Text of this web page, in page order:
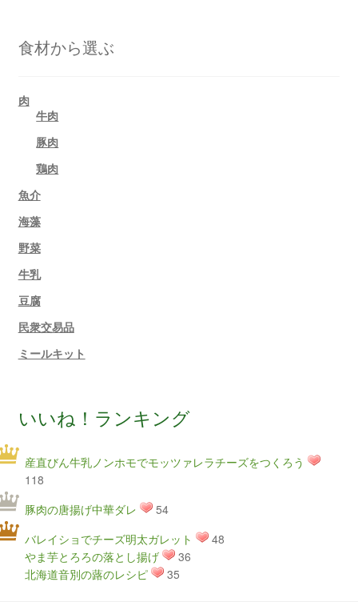
食材から選ぶ
肉
牛肉
豚肉
鶏肉
魚介
海藻
野菜
牛乳
豆腐
民衆交易品
ミールキット
いいね！ランキング
産直びん牛乳ノンホモでモッツァレラチーズをつくろう
118
豚肉の唐揚げ中華ダレ
54
バレイショでチーズ明太ガレット
48
やま芋とろろの落とし揚げ
36
北海道音別の蕗のレシピ
35